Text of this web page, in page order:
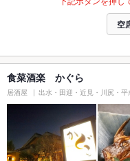
空
食菜酒楽 かぐら
居酒屋 出水・田迎・近見・川尻・平